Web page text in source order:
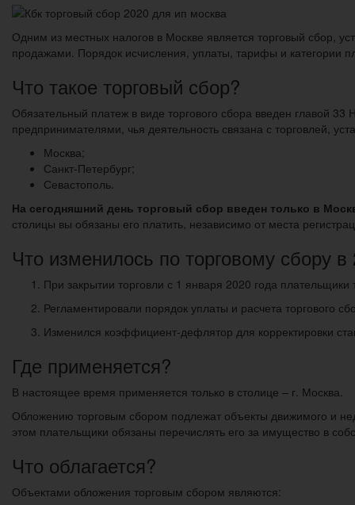
Одним из местных налогов в Москве является торговый сбор,
продажами. Порядок исчисления, уплаты, тарифы и категории
Что такое торговый сбор?
Обязательный платеж в виде торгового сбора введен главой
предпринимателями, чья деятельность связана с торговлей,
Москва;
Санкт-Петербург;
Севастополь.
На сегодняшний день торговый сбор введен только в
столицы вы обязаны его платить, независимо от места
Что изменилось по торговому сбору в
При закрытии торговли с 1 января 2020 года
Регламентировали порядок уплаты и расчета торгового
Изменился коэффициент-дефлятор для корректировки
Где применяется?
В настоящее время применяется только в столице – г. Москва.
Обложению торговым сбором подлежат объекты движимого и
этом плательщики обязаны перечислять его за имущество в
Что облагается?
Объектами обложения торговым сбором являются: